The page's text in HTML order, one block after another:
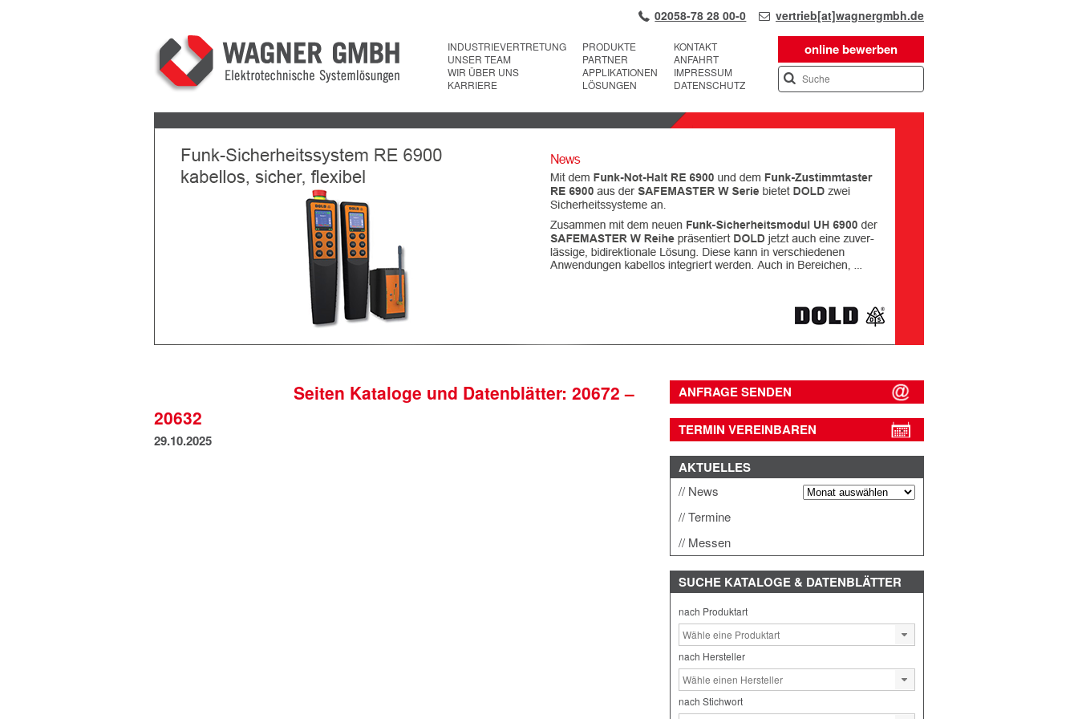
02058-78 28 00-0 vertrieb[at]wagnergmbh.de
online bewerben
INDUSTRIEVERTRETUNG
UNSER TEAM
WIR ÜBER UNS
KARRIERE
PRODUKTE
PARTNER
APPLIKATIONEN
LÖSUNGEN
KONTAKT
ANFAHRT
IMPRESSUM
DATENSCHUTZ
Next
Seiten Kataloge und Datenblätter: 20672 –
20632
29.10.2025
ANFRAGE SENDEN
TERMIN VEREINBAREN
AKTUELLES
News
Termine
Messen
SUCHE KATALOGE & DATENBLÄTTER
nach Produktart
nach Hersteller
nach Stichwort